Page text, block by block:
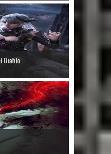
Diablo